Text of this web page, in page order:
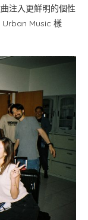
注入更鮮明的個性
Urban Music 樣